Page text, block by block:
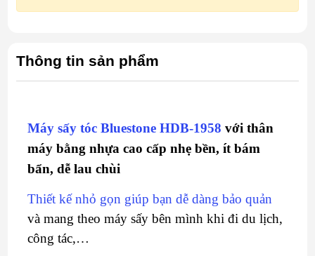
Thông tin sản phẩm
Máy sấy tóc Bluestone HDB-1958 với thân
máy bằng nhựa cao cấp nhẹ bền, ít bám
bẩn, dễ lau chùi
Thiết kế nhỏ gọn giúp bạn dễ dàng bảo quản
và mang theo máy sấy bên mình khi đi du lịch,
công tác,…